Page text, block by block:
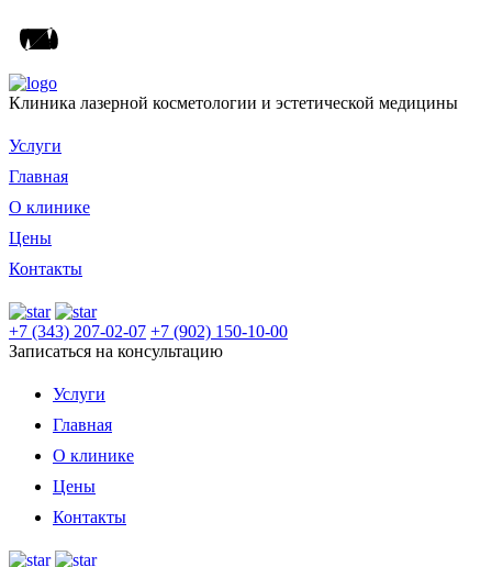
Клиника лазерной косметологии и эстетической медицины
Услуги
Главная
О клинике
Цены
Контакты
+7 (343) 207-02-07 +7 (902) 150-10-00
Записаться на консультацию
Услуги
Главная
О клинике
Цены
Контакты